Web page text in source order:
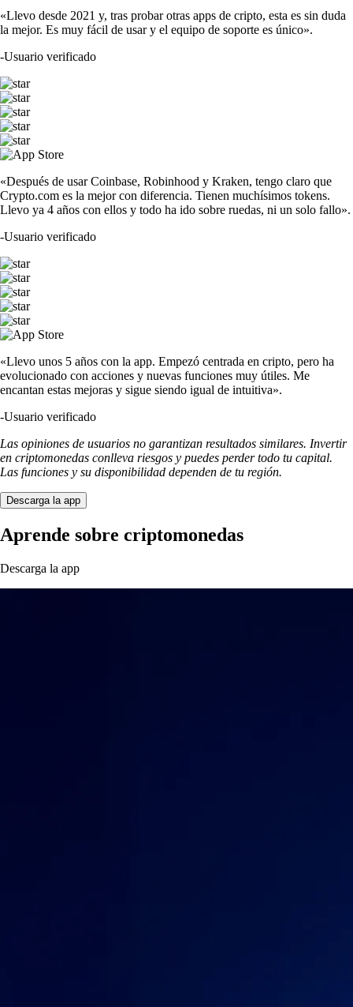
«Llevo desde 2021 y, tras probar otras apps de cripto, esta es sin duda
la mejor. Es muy fácil de usar y el equipo de soporte es único».
-Usuario verificado
«Después de usar Coinbase, Robinhood y Kraken, tengo claro que
Crypto.com es la mejor con diferencia. Tienen muchísimos tokens.
Llevo ya 4 años con ellos y todo ha ido sobre ruedas, ni un solo fallo».
-Usuario verificado
«Llevo unos 5 años con la app. Empezó centrada en cripto, pero ha
evolucionado con acciones y nuevas funciones muy útiles. Me
encantan estas mejoras y sigue siendo igual de intuitiva».
-Usuario verificado
Las opiniones de usuarios no garantizan resultados similares. Invertir
en criptomonedas conlleva riesgos y puedes perder todo tu capital.
Las funciones y su disponibilidad dependen de tu región.
Descarga la app
Aprende sobre criptomonedas
Descarga la app